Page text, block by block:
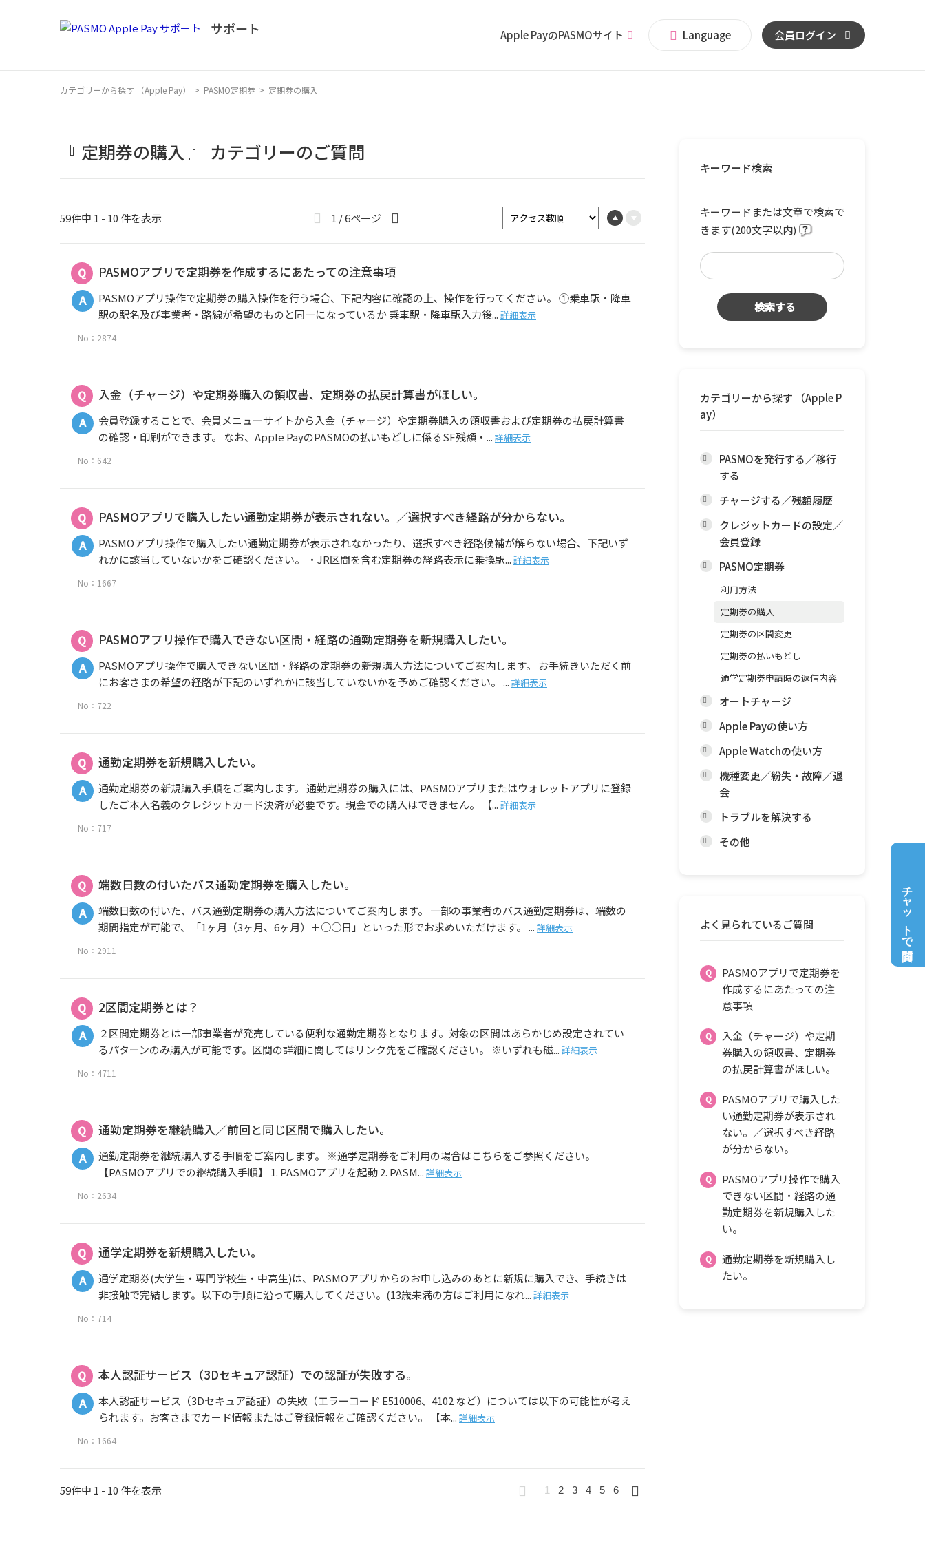
Apple PayのPASMOサイト Language 会員ログイン
チャットで質問
カテゴリーから探す （Apple Pay） > PASMO定期券 > 定期券の購入
キーワード検索
キーワードまたは文章で検索で
きます(200文字以内)
カテゴリーから探す （Apple P
ay）
PASMOを発行する／移行
する
チャージする／残額履歴
クレジットカードの設定／
会員登録
PASMO定期券
利用方法
定期券の購入
定期券の区間変更
定期券の払いもどし
通学定期券申請時の返信内容
オートチャージ
Apple Payの使い方
Apple Watchの使い方
機種変更／紛失・故障／退
会
トラブルを解決する
その他
よく見られているご質問
PASMOアプリで定期券を
作成するにあたっての注
意事項
入金（チャージ）や定期
券購入の領収書、定期券
の払戻計算書がほしい。
PASMOアプリで購入した
い通勤定期券が表示され
ない。／選択すべき経路
が分からない。
PASMOアプリ操作で購入
できない区間・経路の通
勤定期券を新規購入した
い。
通勤定期券を新規購入し
たい。
『 定期券の購入 』 カテゴリーのご質問
59件中 1 - 10 件を表示 1 / 6ページ
PASMOアプリで定期券を作成するにあたっての注意事項
PASMOアプリ操作で定期券の購入操作を行う場合、下記内容に確認の上、操作を行ってください。 ①乗車駅・降車
駅の駅名及び事業者・路線が希望のものと同一になっているか 乗車駅・降車駅入力後... 詳細表示
No：2874
入金（チャージ）や定期券購入の領収書、定期券の払戻計算書がほしい。
会員登録することで、会員メニューサイトから入金（チャージ）や定期券購入の領収書および定期券の払戻計算書
の確認・印刷ができます。 なお、Apple PayのPASMOの払いもどしに係るSF残額・... 詳細表示
No：642
PASMOアプリで購入したい通勤定期券が表示されない。／選択すべき経路が分からない。
PASMOアプリ操作で購入したい通勤定期券が表示されなかったり、選択すべき経路候補が解らない場合、下記いず
れかに該当していないかをご確認ください。 ・JR区間を含む定期券の経路表示に乗換駅... 詳細表示
No：1667
PASMOアプリ操作で購入できない区間・経路の通勤定期券を新規購入したい。
PASMOアプリ操作で購入できない区間・経路の定期券の新規購入方法についてご案内します。 お手続きいただく前
にお客さまの希望の経路が下記のいずれかに該当していないかを予めご確認ください。 ... 詳細表示
No：722
通勤定期券を新規購入したい。
通勤定期券の新規購入手順をご案内します。 通勤定期券の購入には、PASMOアプリまたはウォレットアプリに登録
したご本人名義のクレジットカード決済が必要です。現金での購入はできません。 【... 詳細表示
No：717
端数日数の付いたバス通勤定期券を購入したい。
端数日数の付いた、バス通勤定期券の購入方法についてご案内します。 一部の事業者のバス通勤定期券は、端数の
期間指定が可能で、「1ヶ月（3ヶ月、6ヶ月）＋○○日」といった形でお求めいただけます。 ... 詳細表示
No：2911
2区間定期券とは？
２区間定期券とは一部事業者が発売している便利な通勤定期券となります。対象の区間はあらかじめ設定されてい
るパターンのみ購入が可能です。区間の詳細に関してはリンク先をご確認ください。 ※いずれも磁... 詳細表示
No：4711
通勤定期券を継続購入／前回と同じ区間で購入したい。
通勤定期券を継続購入する手順をご案内します。 ※通学定期券をご利用の場合はこちらをご参照ください。
【PASMOアプリでの継続購入手順】 1. PASMOアプリを起動 2. PASM... 詳細表示
No：2634
通学定期券を新規購入したい。
通学定期券(大学生・専門学校生・中高生)は、PASMOアプリからのお申し込みのあとに新規に購入でき、手続きは
非接触で完結します。以下の手順に沿って購入してください。(13歳未満の方はご利用になれ... 詳細表示
No：714
本人認証サービス（3Dセキュア認証）での認証が失敗する。
本人認証サービス（3Dセキュア認証）の失敗（エラーコード E510006、4102 など）については以下の可能性が考え
られます。お客さまでカード情報またはご登録情報をご確認ください。 【本... 詳細表示
No：1664
59件中 1 - 10 件を表示 1 2 3 4 5 6